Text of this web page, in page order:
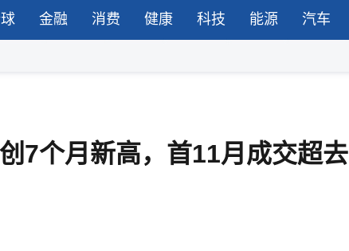
金融 消费 健康 科技 能源 汽车
7个月新高，首11月成交超去